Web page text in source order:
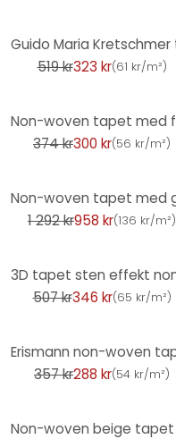
519 kr323 kr(61 kr/m²)
374 kr300 kr(56 kr/m²)
1 292 kr958 kr(136 kr/m²)
507 kr346 kr(65 kr/m²)
357 kr288 kr(54 kr/m²)